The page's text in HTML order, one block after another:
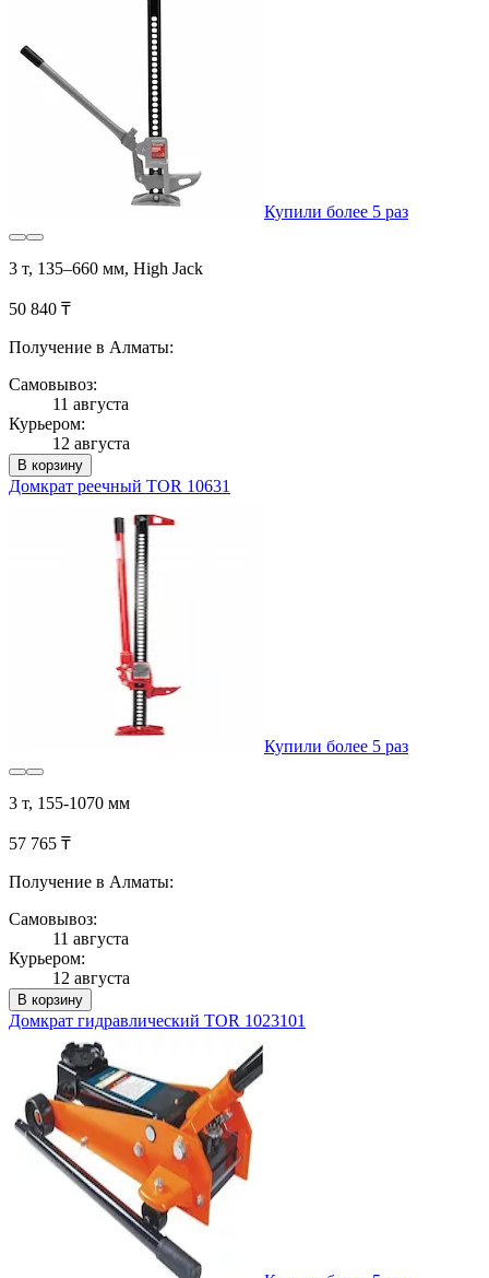
Купили более 5 раз
3 т, 135–660 мм, High Jack
50 840 ₸
Получение в Алматы:
Самовывоз:
11 августа
Курьером:
12 августа
В корзину
Домкрат реечный TOR 10631
Купили более 5 раз
3 т, 155-1070 мм
57 765 ₸
Получение в Алматы:
Самовывоз:
11 августа
Курьером:
12 августа
В корзину
Домкрат гидравлический TOR 1023101